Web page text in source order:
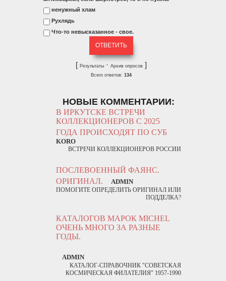
ненужный хлам
Рухлядь
Что-то невысказанное - свое.
[ Результаты· Архив опросов]
Всего ответов: 134
НОВЫЕ КОММЕНТАРИИ:
В ИРКУТСКЕ ВСТРЕЧИ
КОЛЛЕКЦИОНЕРОВ С 2025
ГОДА ПРОИСХОДЯТ ПО СУБ
KORO
ВСТРЕЧИ КОЛЛЕКЦИОНЕРОВ РОССИИ
ПОСЛЕВОЕННЫЙ ФАЯНС.
ОРИГИНАЛ.
ADMIN
ПОМОГИТЕ ОПРЕДЕЛИТЬ ОРИГИНАЛ ИЛИ
ПОДДЕЛКА?
КАТАЛОГОВ МАРОК MICHEL
ОЧЕНЬ МНОГО ЗА РАЗНЫЕ
ГОДЫ.
ADMIN
КАТАЛОГ-СПРАВОЧНИК "СОВЕТСКАЯ
КОСМИЧЕСКАЯ ФИЛАТЕЛИЯ" 1957-1990